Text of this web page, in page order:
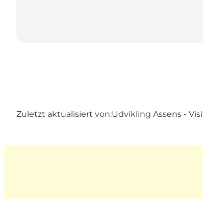
Zuletzt aktualisiert von:Udvikling Assens -